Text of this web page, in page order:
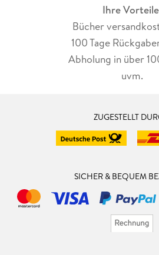
Ihre
Bücher
100 Tage
Abholung in über
uvm.
ZUGESTELLT
SICHER & BEQUEM